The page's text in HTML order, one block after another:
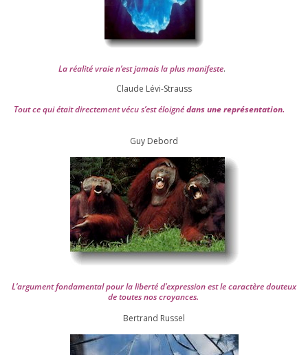
La réa­lité vraie n’est jamais la plus mani­feste.
Claude Lévi-Strauss
Tout ce qui était direc­te­ment vécu s’est éloi­gnédans une repré­sen­ta­tion.
Guy Debord
L’argument fon­da­men­tal pour la liber­té d’expression est le carac­tère dou­teux
de toutes nos croyances.
Ber­trand Russel